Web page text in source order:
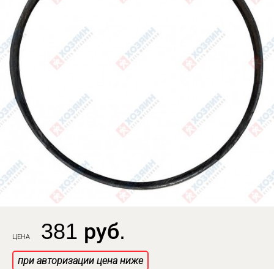
ЦЕНА 381 руб.
при авторизации цена ниже